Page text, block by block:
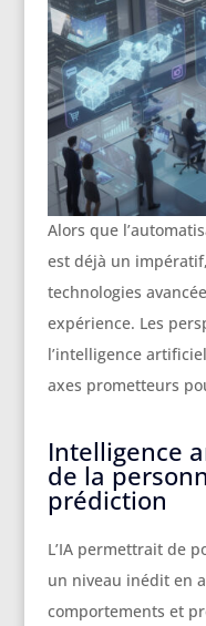
Alors que
est déjà un
technologies
expérience. Les
l’intelligence
axes prometteurs
Intelligence
de la
prédiction
L’IA permettrait de
un niveau inédit en
comportements et